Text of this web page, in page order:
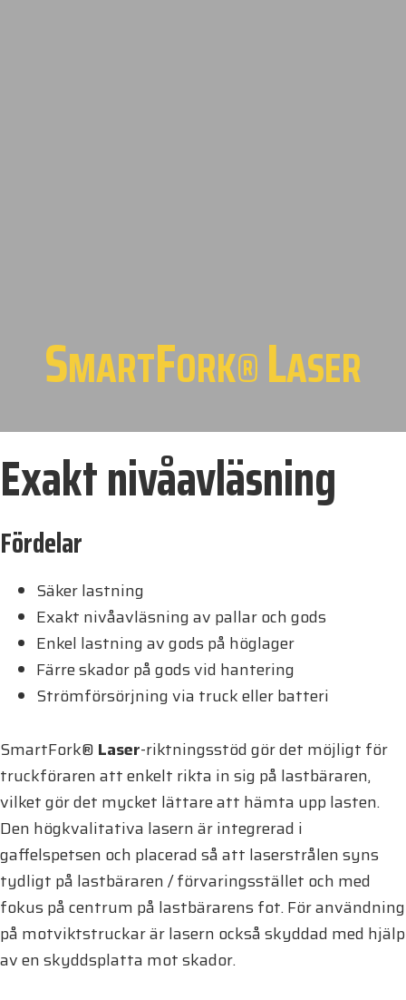
SMARTFORK®LASER
Exakt nivåavläsning
Fördelar
Säker lastning
Exakt nivåavläsning av pallar och gods
Enkel lastning av gods på höglager
Färre skador på gods vid hantering
Strömförsörjning via truck eller batteri
SmartFork® Laser-riktningsstöd gör det möjligt för
truckföraren att enkelt rikta in sig på lastbäraren,
vilket gör det mycket lättare att hämta upp lasten.
Den högkvalitativa lasern är integrerad i
gaffelspetsen och placerad så att laserstrålen syns
tydligt på lastbäraren / förvaringsstället och med
fokus på centrum på lastbärarens fot. För användning
på motviktstruckar är lasern också skyddad med hjälp
av en skyddsplatta mot skador.